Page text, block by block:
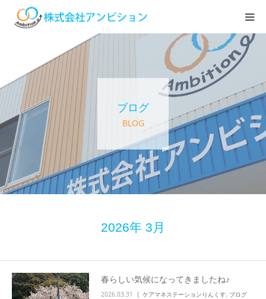
ブログ
BLOG
2026年 3月
春らしい気候になってきましたね♪
2026.03.31 ケアマネステーションりんくす, ブログ
アンビションについて
サービス紹介
デイステーション
居宅介護・訪問介護
info